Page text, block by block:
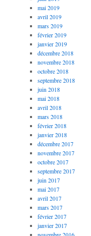
mai 2019
avril 2019
mars 2019
février 2019
janvier 2019
décembre 2018
novembre 2018
octobre 2018
septembre 2018
juin 2018
mai 2018
avril 2018
mars 2018
février 2018
janvier 2018
décembre 2017
novembre 2017
octobre 2017
septembre 2017
juin 2017
mai 2017
avril 2017
mars 2017
février 2017
janvier 2017